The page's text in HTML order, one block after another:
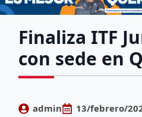
Finaliza ITF
con sede en
admin 13/febrero/